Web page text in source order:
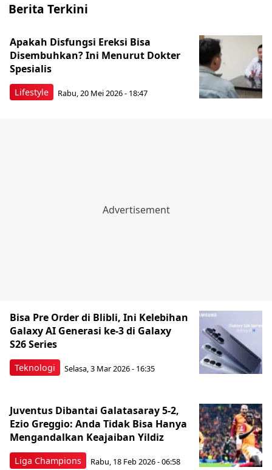
Berita Terkini
Lifestyle
Apakah Disfungsi Ereksi Bisa
Disembuhkan? Ini Menurut Dokter
Spesialis
Rabu, 20 Mei 2026 - 18:47
Teknologi
Bisa Pre Order di Blibli, Ini Kelebihan
Galaxy AI Generasi ke-3 di Galaxy
S26 Series
Selasa, 3 Mar 2026 - 16:35
Liga Champions
Juventus Dibantai Galatasaray 5-2,
Ezio Greggio: Anda Tidak Bisa Hanya
Mengandalkan Keajaiban Yildiz
Rabu, 18 Feb 2026 - 06:58